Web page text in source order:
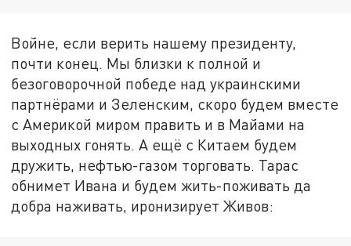
Войне, если верить нашему президенту,
почти конец. Мы близки к полной и
безоговорочной победе над украинскими
партнёрами и Зеленским, скоро будем вместе
с Америкой миром править и в Майами на
выходных гонять. А ещё с Китаем будем
дружить, нефтью-газом торговать. Тарас
обнимет Ивана и будем жить-поживать да
добра наживать, иронизирует Живов: